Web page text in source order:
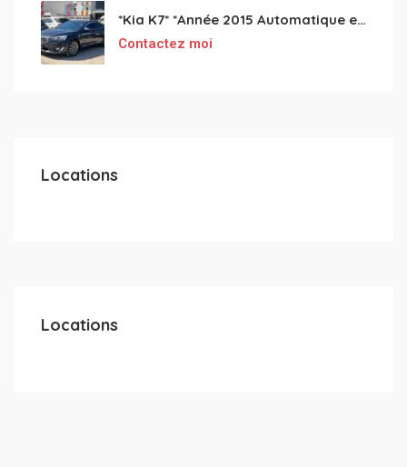
*Kia K7* *Année 2015 Automatique essence ⛽️ 4 cylindres 2.0
Contactez moi
Locations
Locations